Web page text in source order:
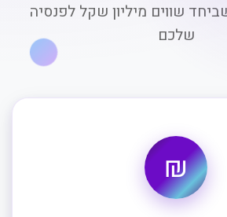
שווים מיליון שקל לפנסיה
שלכם
₪